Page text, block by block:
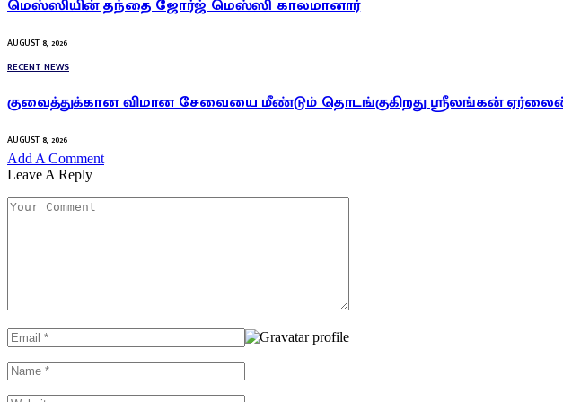
மெஸ்ஸியின் தந்தை ஜோர்ஜ் மெஸ்ஸி காலமானார்
AUGUST 8, 2026
RECENT NEWS
குவைத்துக்கான விமான சேவையை மீண்டும் தொடங்குகிறது ஸ்ரீலங்கன்
AUGUST 8, 2026
Add A Comment
Leave A Reply